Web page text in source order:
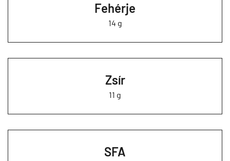
Fehérje
14 g
Zsír
11 g
SFA